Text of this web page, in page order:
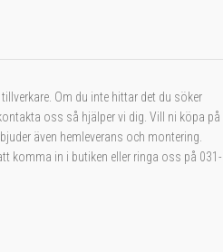
Om du inte hittar det du söker
oss så hjälper vi dig. Vill ni köpa på
även hemleverans och montering.
komma in i butiken eller ringa oss på 031-